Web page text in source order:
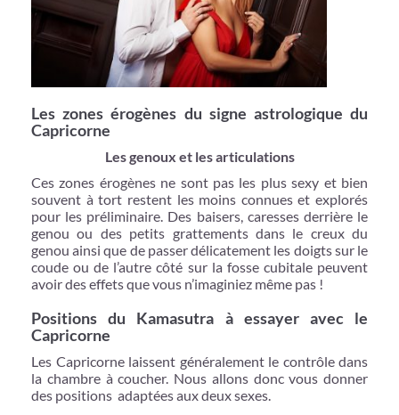
Les zones érogènes du signe astrologique du
Capricorne
Les genoux et les articulations
Ces zones érogènes ne sont pas les plus sexy et bien
souvent à tort restent les moins connues et explorés
pour les préliminaire. Des baisers, caresses derrière le
genou ou des petits grattements dans le creux du
genou ainsi que de passer délicatement les doigts sur le
coude ou de l’autre côté sur la fosse cubitale peuvent
avoir des effets que vous n’imaginiez même pas !
Positions du Kamasutra à essayer avec le
Capricorne
Les Capricorne laissent généralement le contrôle dans
la chambre à coucher. Nous allons donc vous donner
des positions adaptées aux deux sexes.